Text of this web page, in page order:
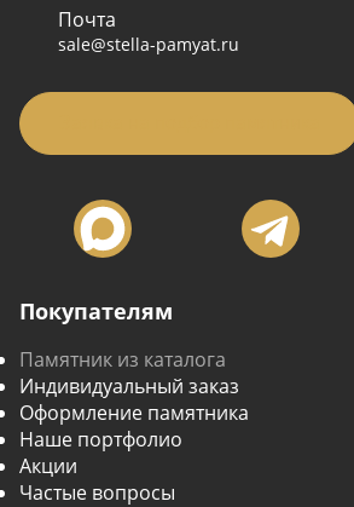
Покупателям
Памятник из каталога
Индивидуальный заказ
Оформление памятника
Наше портфолио
Акции
Частые вопросы
Почта
sale@stella-pamyat.ru